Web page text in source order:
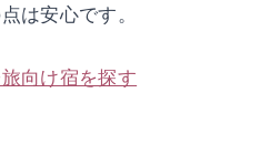
は安心です。
向け宿を探す